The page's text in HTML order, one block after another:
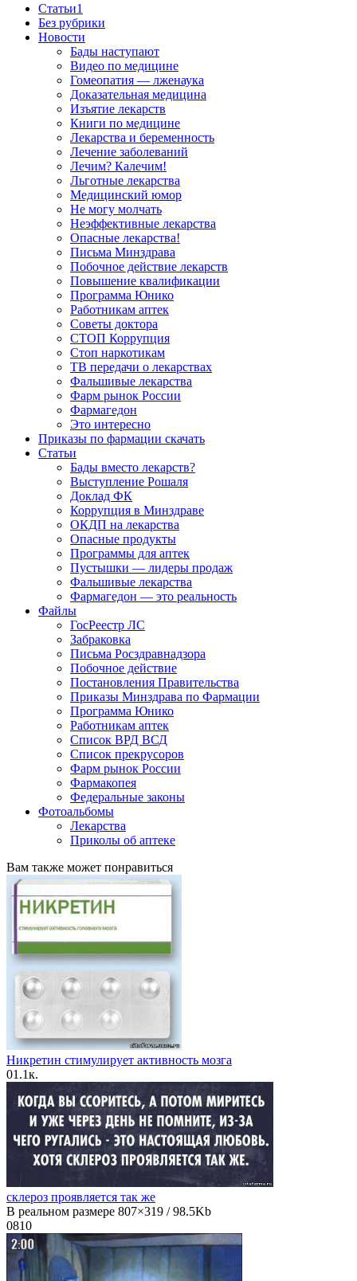
Cтатьи1
Без рубрики
Новости
Бады наступают
Видео по медицине
Гомеопатия — лженаука
Доказательная медицина
Изъятие лекарств
Книги по медицине
Лекарства и беременность
Лечение заболеваний
Лечим? Калечим!
Льготные лекарства
Медицинский юмор
Не могу молчать
Неэффективные лекарства
Опасные лекарства!
Письма Минздрава
Побочное действие лекарств
Повышение квалификации
Программа Юнико
Работникам аптек
Советы доктора
СТОП Коррупция
Стоп наркотикам
ТВ передачи о лекарствах
Фальшивые лекарства
Фарм рынок России
Фармагедон
Это интересно
Приказы по фармации скачать
Статьи
Бады вместо лекарств?
Выступление Рошаля
Доклад ФК
Коррупция в Минздраве
ОКДП на лекарства
Опасные продукты
Программы для аптек
Пустышки — лидеры продаж
Фальшивые лекарства
Фармагедон — это реальность
Файлы
ГосРеестр ЛС
Забраковка
Письма Росздравнадзора
Побочное действие
Постановления Правительства
Приказы Минздрава по Фармации
Программа Юнико
Работникам аптек
Список ВРД ВСД
Список прекрусоров
Фарм рынок России
Фармакопея
Федеральные законы
Фотоальбомы
Лекарства
Приколы об аптеке
Вам также может понравиться
Никретин стимулирует активность мозга
01.1к.
склероз проявляется так же
В реальном размере 807×319 / 98.5Kb
0810